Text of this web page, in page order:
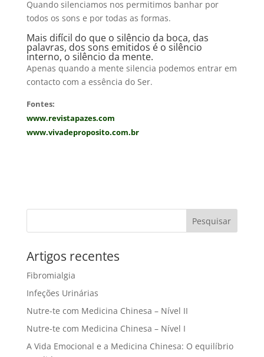
Quando silenciamos nos permitimos banhar por
todos os sons e por todas as formas.
Mais difícil do que o silêncio da boca, das
palavras, dos sons emitidos é o silêncio
interno, o silêncio da mente.
Apenas quando a mente silencia podemos entrar em
contacto com a essência do Ser.
Fontes:
www.revistapazes.com
www.vivadeproposito.com.br
Artigos recentes
Fibromialgia
Infeções Urinárias
Nutre-te com Medicina Chinesa – Nível II
Nutre-te com Medicina Chinesa – Nível I
A Vida Emocional e a Medicina Chinesa: O equilíbrio